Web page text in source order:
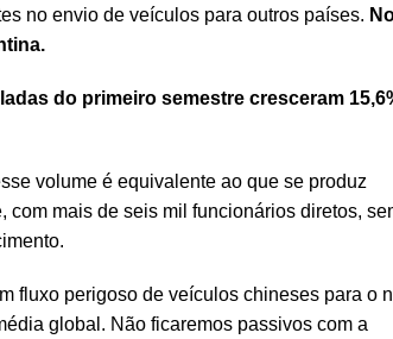
no envio de veículos para outros países.
do primeiro semestre cresceram
volume é equivalente ao que se produz
mais de seis mil funcionários diretos,
fluxo perigoso de veículos chineses para o
global. Não ficaremos passivos com a